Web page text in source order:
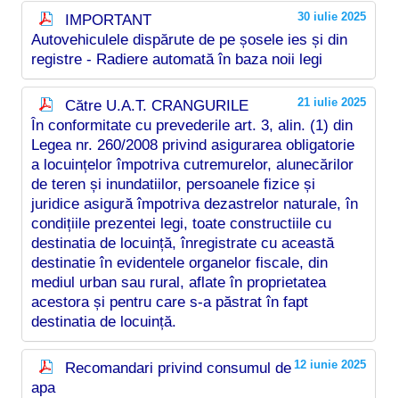
30 iulie 2025
IMPORTANT
Autovehiculele dispărute de pe șosele ies și din
registre - Radiere automată în baza noii legi
21 iulie 2025
Către U.A.T. CRANGURILE
În conformitate cu prevederile art. 3, alin. (1) din
Legea nr. 260/2008 privind asigurarea obligatorie
a locuințelor împotriva cutremurelor, alunecărilor
de teren și inundatiilor, persoanele fizice și
juridice asigură împotriva dezastrelor naturale, în
condițiile prezentei legi, toate constructiile cu
destinatia de locuință, înregistrate cu această
destinatie în evidentele organelor fiscale, din
mediul urban sau rural, aflate în proprietatea
acestora și pentru care s-a păstrat în fapt
destinatia de locuință.
12 iunie 2025
Recomandari privind consumul de
apa